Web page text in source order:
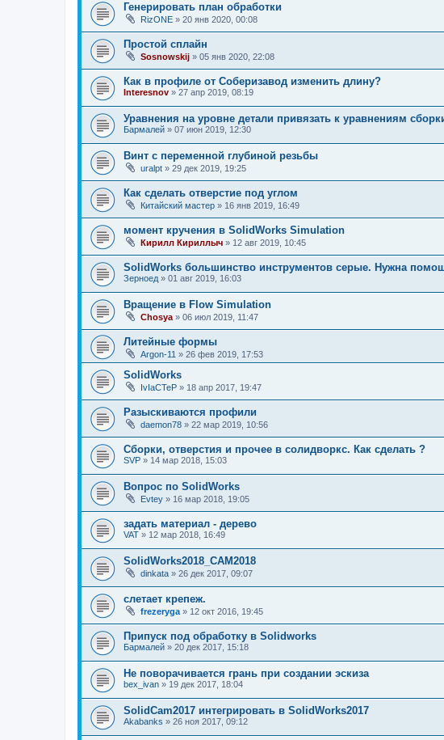
Генерировать план обработки
RizONE » 20 янв 2020, 00:08
Простой сплайн
Sosnowskij » 05 янв 2020, 22:08
Как в профиле от Соберизавод изменить длину?
Interesnov » 27 апр 2019, 08:19
Уравнения на уровне детали привязать к уравнениям
Бармалей » 07 июн 2019, 12:30
Винт с переменной глубиной резьбы
uralpt » 29 дек 2019, 19:25
Как сделать отверстие под углом
Китайский мастер » 16 янв 2019, 16:49
момент кручения в SolidWorks Simulation
Кирилл Кириллыч » 12 авг 2019, 10:45
SolidWorks большинство инструментов серые. Нужна
Зерноед » 01 авг 2019, 16:03
Вращение в Flow Simulation
Chosya » 06 июл 2019, 11:47
Литейные формы
Argon-11 » 26 фев 2019, 17:53
SolidWorks
IvIaCTeP » 18 апр 2017, 19:47
Разыскиваются профили
daemon78 » 22 мар 2019, 10:56
Сборки, отверстия и прочее в солидворкс. Как сделать ?
SVP » 14 мар 2018, 15:03
Вопрос по SolidWorks
Evtey » 16 мар 2018, 19:05
задать материал - дерево
VAT » 12 мар 2018, 16:49
SolidWorks2018_CAM2018
dinkata » 26 дек 2017, 09:07
слетает крепеж.
frezeryga » 12 окт 2016, 19:45
Припуск под обработку в Solidworks
Бармалей » 20 дек 2017, 15:18
Не поворачивается грань при создании эскиза
bex_ivan » 19 дек 2017, 18:04
SolidCam2017 интегрировать в SolidWorks2017
Akabanks » 26 ноя 2017, 09:12